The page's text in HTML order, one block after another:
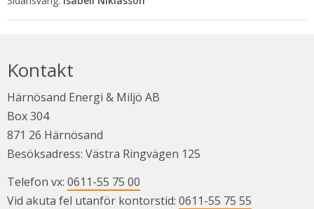
Kontakt
Härnösand Energi & Miljö AB
Box 304
871 26 Härnösand
Besöksadress: Västra Ringvägen 125
Telefon vx: 0611-55 75 00
Vid akuta fel utanför kontorstid: 0611-55 75 55